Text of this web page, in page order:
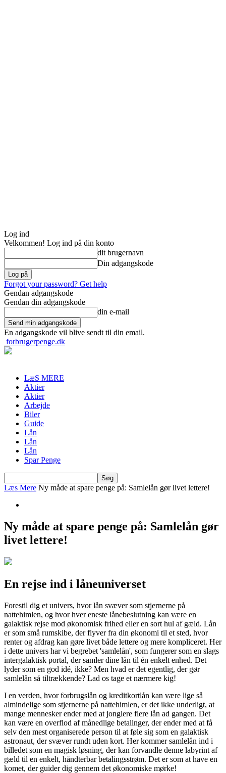
Log ind
Velkommen! Log ind på din konto
dit brugernavn
Din adgangskode
Forgot your password? Get help
Gendan adgangskode
Gendan din adgangskode
din e-mail
En adgangskode vil blive sendt til din email.
forbrugerpenge.dk
LæS MERE
Aktier
Aktier
Arbejde
Biler
Guide
Lån
Lån
Lån
Spar Penge
Læs Mere Ny måde at spare penge på: Samlelån gør livet lettere!
Ny måde at spare penge på: Samlelån gør
livet lettere!
En rejse ind i låneuniverset
Forestil dig et univers, hvor lån svæver som stjernerne på
nattehimlen, og hvor hver eneste lånebeslutning kan være en
galaktisk rejse mod økonomisk frihed eller en sort hul af gæld. Lån
er som små rumskibe, der flyver fra din økonomi til et sted, hvor
renter og afdrag kan gøre livet både lettere og mere kompliceret. Her
i dette univers har vi begrebet 'samlelån', som fungerer som en slags
intergalaktisk portal, der samler dine lån til én enkelt enhed. Det
lyder som en god idé, ikke? Men hvad er det egentlig, der gør
samlelån så tiltrækkende? Lad os tage et nærmere kig!
I en verden, hvor forbrugslån og kreditkortlån kan være lige så
almindelige som stjernerne på nattehimlen, er det ikke underligt, at
mange mennesker ender med at jonglere flere lån ad gangen. Det
kan være en overflod af månedlige betalinger, der ender med at få
selv den mest organiserede person til at føle sig som en galaktisk
astronaut, der svæver rundt uden kort. Her kommer samlelån ind i
billedet som en magisk løsning, der kan forvandle denne labyrint af
gæld til en enkelt, håndterbar betalingsstrøm. Det er som at have en
komet, der guider dig gennem det økonomiske mørke!